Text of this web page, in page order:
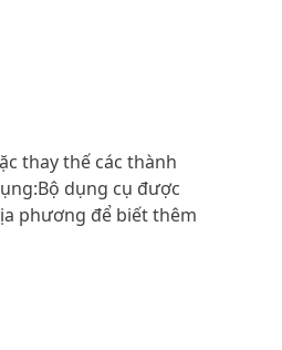
thay thế các thành
dụng cụ được
phương để biết thêm